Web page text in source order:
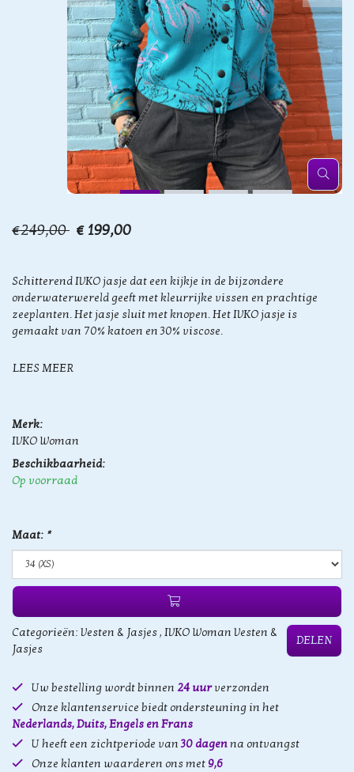
€249,00 € 199,00
Schitterend IVKO jasje dat een kijkje in de bijzondere
onderwaterwereld geeft met kleurrijke vissen en prachtige
zeeplanten. Het jasje sluit met knopen. Het IVKO jasje is
gemaakt van 70% katoen en 30% viscose.
LEES MEER
Merk:
IVKO Woman
Beschikbaarheid:
Op voorraad
Maat: *
Categorieën: Vesten & Jasjes, IVKO Woman Vesten &
Jasjes
DELEN
Uw bestelling wordt binnen 24 uurverzonden
Onze klantenservice biedt ondersteuning in het
Nederlands, Duits, Engels en Frans
U heeft een zichtperiode van30 dagenna ontvangst
Onze klanten waarderen ons met 9,6